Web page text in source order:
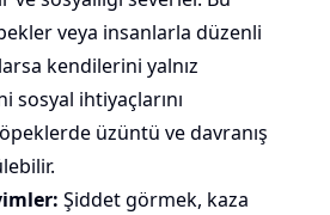
veya insanlarla düzenli
kendilerini yalnız
sosyal ihtiyaçlarını
üzüntü ve davranış
Şiddet görmek, kaza